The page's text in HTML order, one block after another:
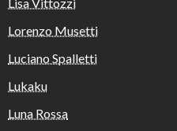
Lorenzo Musetti
Luciano Spalletti
Lukaku
Luna Rossa